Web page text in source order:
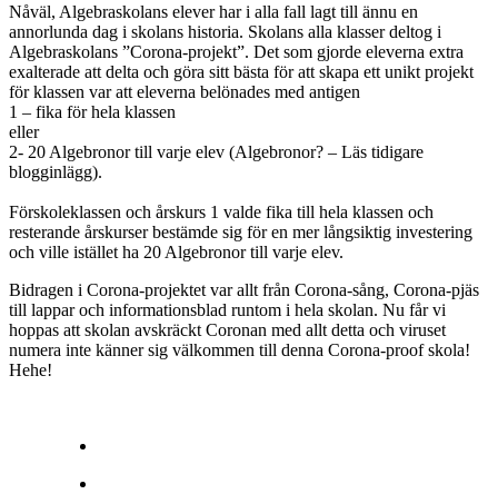
Nåväl, Algebraskolans elever har i alla fall lagt till ännu en
annorlunda dag i skolans historia. Skolans alla klasser deltog i
Algebraskolans ”Corona-projekt”. Det som gjorde eleverna extra
exalterade att delta och göra sitt bästa för att skapa ett unikt projekt
för klassen var att eleverna belönades med antigen
1 – fika för hela klassen
eller
2- 20 Algebronor till varje elev (Algebronor? – Läs tidigare
blogginlägg).
Förskoleklassen och årskurs 1 valde fika till hela klassen och
resterande årskurser bestämde sig för en mer långsiktig investering
och ville istället ha 20 Algebronor till varje elev.
Bidragen i Corona-projektet var allt från Corona-sång, Corona-pjäs
till lappar och informationsblad runtom i hela skolan. Nu får vi
hoppas att skolan avskräckt Coronan med allt detta och viruset
numera inte känner sig välkommen till denna Corona-proof skola!
Hehe!